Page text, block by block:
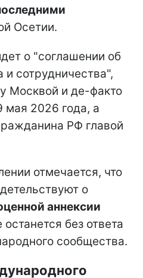
Осетии.
о "соглашении об
и сотрудничества",
Москвой и де-факто
мая 2026 года, а
РФ главой
отмечается, что
о
аннексии
без ответа
сообщества.